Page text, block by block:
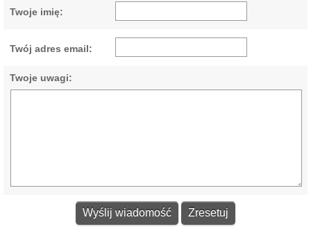
Twoje imię:
Twój adres email:
Twoje uwagi: